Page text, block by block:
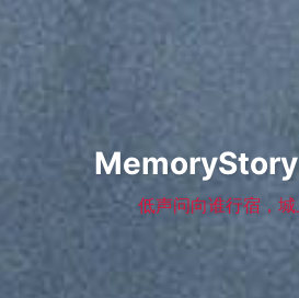
MemoryStory
低声